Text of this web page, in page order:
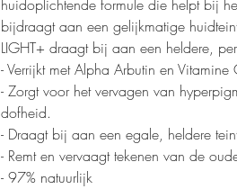
huidoplichtende formule die helpt bij
bijdraagt aan een gelijkmatige
LIGHT+ draagt bij aan een heldere,
- Verrijkt met Alpha Arbutin en Vitamine
- Zorgt voor het vervagen van
dofheid.
- Draagt bij aan een egale, heldere
- Remt en vervaagt tekenen van de
- 97% natuurlijk